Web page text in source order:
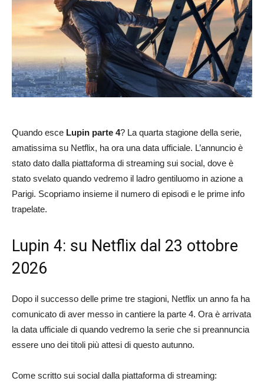
Quando esce Lupin parte 4? La quarta stagione della serie,
amatissima su Netflix, ha ora una data ufficiale. L’annuncio è
stato dato dalla piattaforma di streaming sui social, dove è
stato svelato quando vedremo il ladro gentiluomo in azione a
Parigi. Scopriamo insieme il numero di episodi e le prime info
trapelate.
Lupin 4: su Netflix dal 23 ottobre
2026
Dopo il successo delle prime tre stagioni, Netflix un anno fa ha
comunicato di aver messo in cantiere la parte 4. Ora è arrivata
la data ufficiale di quando vedremo la serie che si preannuncia
essere uno dei titoli più attesi di questo autunno.
Come scritto sui social dalla piattaforma di streaming: